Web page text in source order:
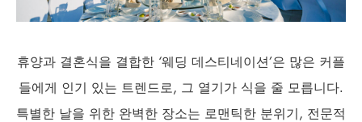
휴양과 결혼식을 결합한 ‘웨딩 데스티네이션’은 많은 커플
들에게 인기 있는 트렌드로, 그 열기가 식을 줄 모릅니다.
특별한 날을 위한 완벽한 장소는 로맨틱한 분위기, 전문적